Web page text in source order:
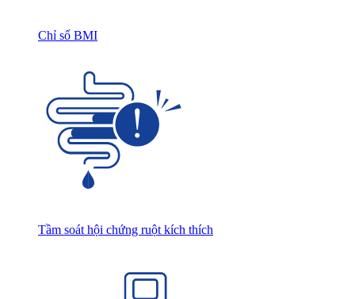
Chỉ số BMI
Tầm soát hội chứng ruột kích thích